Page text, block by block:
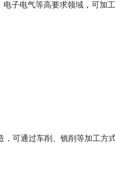
子电气等高要求领域，可加
可通过车削、铣削等加工方